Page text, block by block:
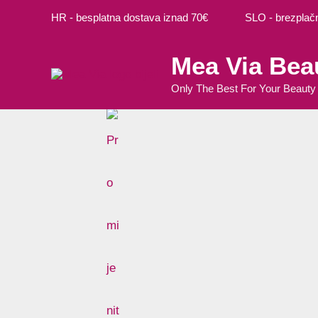
HR - besplatna dostava iznad 70€ SLO -
Mea Via
Only The Best For Your Beauty
više
varijanti.
Opcije
više
varijanti.
Opcije